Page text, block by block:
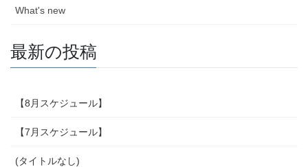
What's new
最新の投稿
【8月スケジュール】
【7月スケジュール】
(タイトルなし)